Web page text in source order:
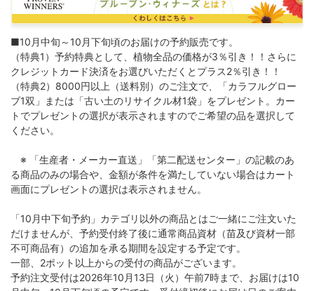
■10月中旬～10月下旬頃のお届けの予約販売です。
（特典1）予約特典として、植物全品の価格が3％引き！！さらに
クレジットカード決済をお選びいただくとプラス2％引き！！
（特典2）8000円以上（送料別）のご注文で、「カラフルグロー
ブ1双」または「古い土のリサイクル材1袋」をプレゼント。カー
トでプレゼントの選択が表示されますのでご希望の品を選択して
ください。
※ 「生産者・メーカー直送」「第二配送センター」の記載のあ
る商品のみの場合や、金額が条件を満たしていない場合はカート
画面にプレゼントの選択は表示されません。
「10月中下旬予約」カテゴリ以外の商品とはご一緒にご注文いた
だけませんが、予約受付終了後に通常商品資材（苗及び資材一部
不可商品有）の追加を承る期間を設定する予定です。
一部、2ポット以上からの受付の商品がございます。
予約注文受付は2026年10月13日（火）午前7時まで、お届けは10